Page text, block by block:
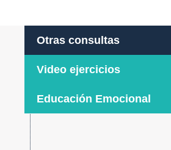
Otras consultas
Video ejercicios
Educación Emocional